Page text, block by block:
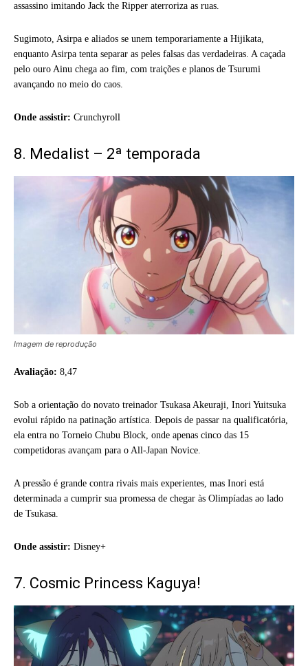
assassino imitando Jack the Ripper aterroriza as ruas.
Sugimoto, Asirpa e aliados se unem temporariamente a Hijikata,
enquanto Asirpa tenta separar as peles falsas das verdadeiras. A caçada
pelo ouro Ainu chega ao fim, com traições e planos de Tsurumi
avançando no meio do caos.
Onde assistir: Crunchyroll
8. Medalist – 2ª temporada
Imagem de reprodução
Avaliação: 8,47
Sob a orientação do novato treinador Tsukasa Akeuraji, Inori Yuitsuka
evolui rápido na patinação artística. Depois de passar na qualificatória,
ela entra no Torneio Chubu Block, onde apenas cinco das 15
competidoras avançam para o All-Japan Novice.
A pressão é grande contra rivais mais experientes, mas Inori está
determinada a cumprir sua promessa de chegar às Olimpíadas ao lado
de Tsukasa.
Onde assistir: Disney+
7. Cosmic Princess Kaguya!